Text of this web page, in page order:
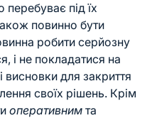
під їх
повинно бути
робити серйозну
і не покладатися на
висновки для закриття
своїх рішень. Крім
оперативним та